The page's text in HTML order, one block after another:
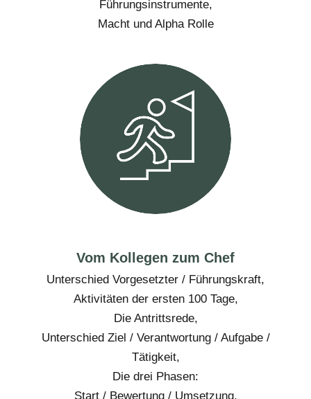
Führungsinstrumente,
Macht und Alpha Rolle
Vom Kollegen zum Chef
Unterschied Vorgesetzter / Führungskraft,
Aktivitäten der ersten 100 Tage,
Die Antrittsrede,
Unterschied Ziel / Verantwortung / Aufgabe /
Tätigkeit,
Die drei Phasen:
Start / Bewertung / Umsetzung,